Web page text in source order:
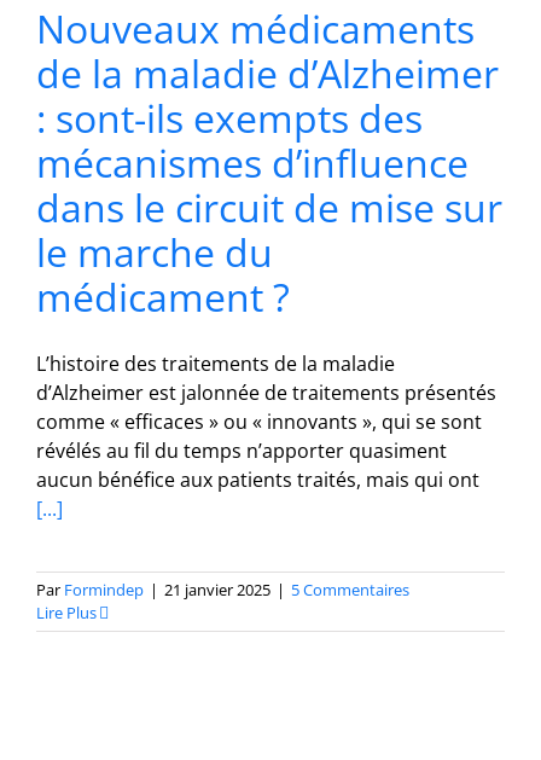
Nouveaux médicaments
de la maladie d’Alzheimer
: sont-ils exempts des
mécanismes d’influence
dans le circuit de mise sur
le marche du
médicament ?
L’histoire des traitements de la maladie
d’Alzheimer est jalonnée de traitements présentés
comme « efficaces » ou « innovants », qui se sont
révélés au fil du temps n’apporter quasiment
aucun bénéfice aux patients traités, mais qui ont
[...]
Par Formindep | 21 janvier 2025 | 5 Commentaires
Lire Plus